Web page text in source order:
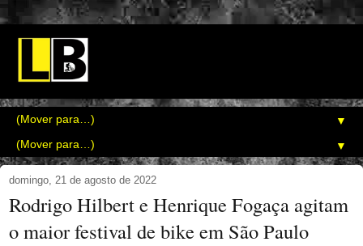
▼
▼
domingo, 21 de agosto de 2022
Rodrigo Hilbert e Henrique Fogaça agitam
o maior festival de bike em São Paulo